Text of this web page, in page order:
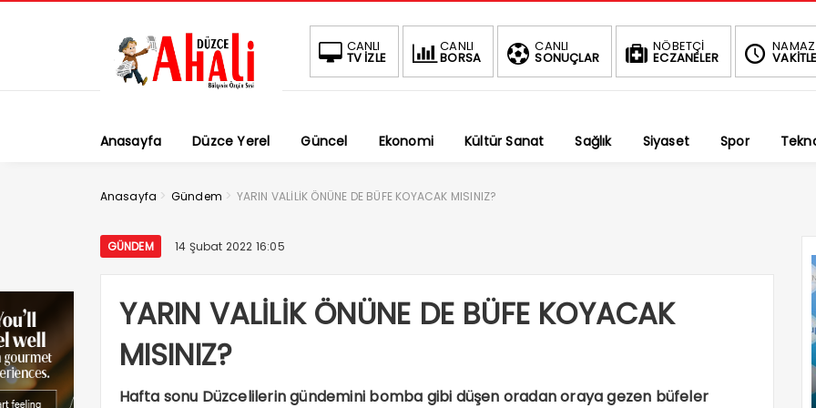
CANLI
TV İZLE
CANLI
BORSA
CANLI
SONUÇLAR
NÖBETÇİ
ECZANELER
NAMAZ
BIST
-0.34%
Anasayfa Düzce Yerel Güncel Ekonomi Kültür Sanat Sağlık Siyaset Spor
Anasayfa > Gündem > YARIN VALİLİK ÖNÜNE DE BÜFE KOYACAK MISINIZ?
GÜNDEM 14 Şubat 2022 16:05
YARIN VALİLİK ÖNÜNE DE BÜFE KOYACAK
MISINIZ?
Hafta sonu Düzcelilerin gündemini bomba gibi düşen oradan oraya gezen büfeler